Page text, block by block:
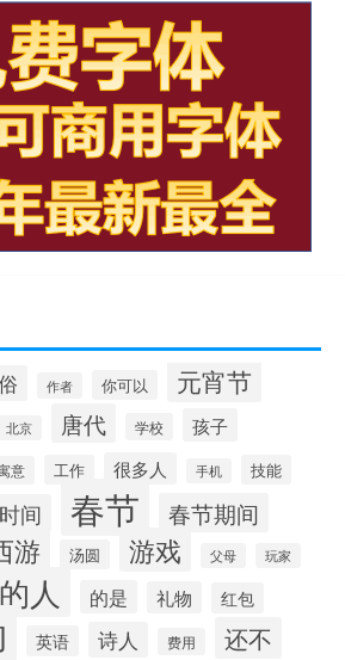
作者 你可以 元宵节
北京 唐代 学校 孩子
意 工作 很多人 手机 技能
时间 春节 春节期间
游 汤圆 游戏 父母 玩家
的人 的是 礼物 红包
英语 诗人 费用 还不